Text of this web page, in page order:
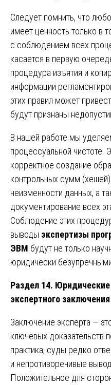
Следует помнить, что
имеет ценность только в
с соблюдением всех
касается в первую
процедура изъятия и
информации
этих правил может
будут признаны
В нашей работе мы
процессуальной чистоте.
корректное создание
контрольных сумм
неизменности данных, а
документирование всех
Соблюдение этих
выводы экспертизы
ЭВМ будут не только
юридически
Раздел 14.
экспертного заключения
Заключение эксперта —
ключевых доказательств
практика, суды редко
и непротиворечивые
Положительное для